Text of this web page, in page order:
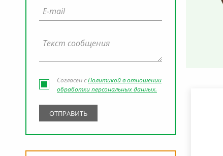
Согласен сПолитикой в отношении
обработки персональных данных.